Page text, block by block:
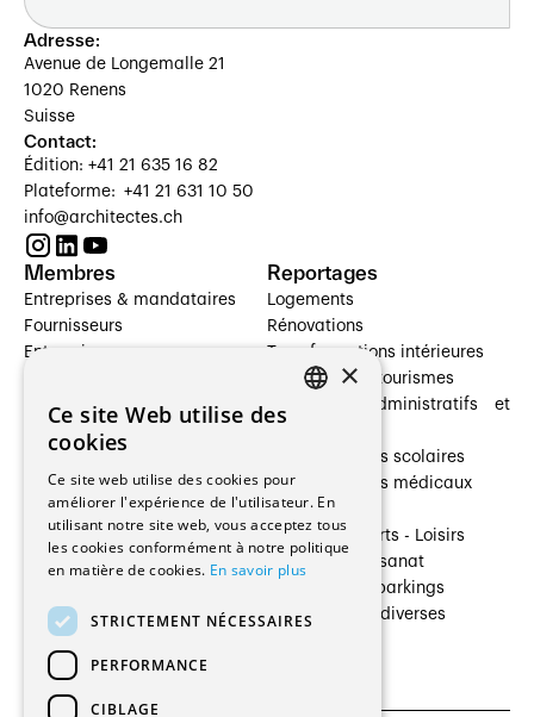
Adresse:
Avenue de Longemalle 21
1020 Renens
Suisse
Contact:
Édition: +41 21 635 16 82
Plateforme: +41 21 631 10 50
info@architectes.ch
Membres
Entreprises & mandataires
Fournisseurs
Entreprises
Architectes paysagistes
Architectes d'intérieur
Entreprises générales
Ingénieurs et mandataires
Fabricants / Fournisseurs
Régies immobilières
Gestion PPE
Reportages
Logements
Rénovations
Transformations intérieures
Hôtelleries et tourismes
Bâtiments administratifs et
Établissements scolaires
Établissements médicaux
Villas
Cultures - Sports - Loisirs
Industrie - Artisanat
Transports et parkings
Constructions diverses
×
Ce site Web utilise des
cookies
Ce site web utilise des cookies pour
améliorer l'expérience de l'utilisateur. En
utilisant notre site web, vous acceptez tous
les cookies conformément à notre politique
en matière de cookies. En savoir plus
STRICTEMENT NÉCESSAIRES
PERFORMANCE
CIBLAGE